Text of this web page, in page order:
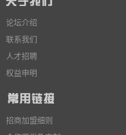
论坛介绍
联系我们
人才招聘
权益申明
招商加盟细则